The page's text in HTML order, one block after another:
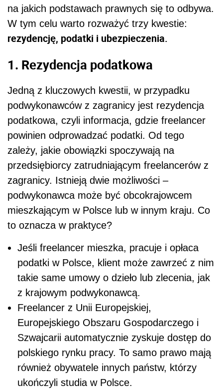
na jakich podstawach prawnych się to odbywa.
W tym celu warto rozważyć trzy kwestie:
rezydencję, podatki i ubezpieczenia.
1. Rezydencja podatkowa
Jedną z kluczowych kwestii, w przypadku
podwykonawców z zagranicy jest rezydencja
podatkowa, czyli informacja, gdzie freelancer
powinien odprowadzać podatki. Od tego
zależy, jakie obowiązki spoczywają na
przedsiębiorcy zatrudniającym freelancerów z
zagranicy. Istnieją dwie możliwości –
podwykonawca może być obcokrajowcem
mieszkającym w Polsce lub w innym kraju. Co
to oznacza w praktyce?
Jeśli freelancer mieszka, pracuje i opłaca
podatki w Polsce, klient może zawrzeć z nim
takie same umowy o dzieło lub zlecenia, jak
z krajowym podwykonawcą.
Freelancer z Unii Europejskiej,
Europejskiego Obszaru Gospodarczego i
Szwajcarii automatycznie zyskuje dostęp do
polskiego rynku pracy. To samo prawo mają
również obywatele innych państw, którzy
ukończyli studia w Polsce.